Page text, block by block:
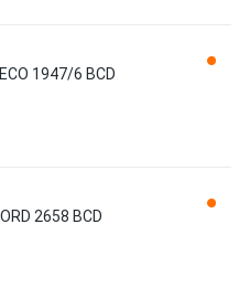
1947/6 BCD
2658 BCD